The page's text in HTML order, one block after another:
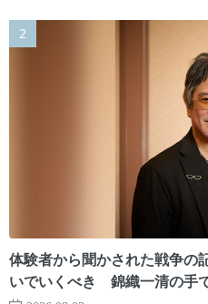
体験者から聞かされた戦争の
いでいくべき 錦織一清の手